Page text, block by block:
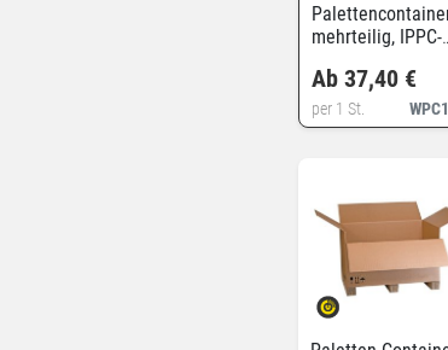
mehrteilig, IPPC-
Ab 37,40 €
per 1 St.